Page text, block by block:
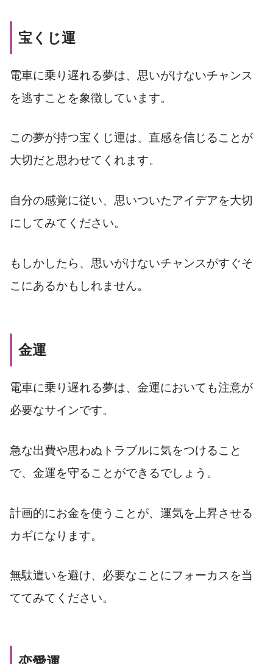
宝くじ運
電車に乗り遅れる夢は、思いがけないチャンス
を逃すことを象徴しています。
この夢が持つ宝くじ運は、直感を信じることが
大切だと思わせてくれます。
自分の感覚に従い、思いついたアイデアを大切
にしてみてください。
もしかしたら、思いがけないチャンスがすぐそ
こにあるかもしれません。
金運
電車に乗り遅れる夢は、金運においても注意が
必要なサインです。
急な出費や思わぬトラブルに気をつけること
で、金運を守ることができるでしょう。
計画的にお金を使うことが、運気を上昇させる
カギになります。
無駄遣いを避け、必要なことにフォーカスを当
ててみてください。